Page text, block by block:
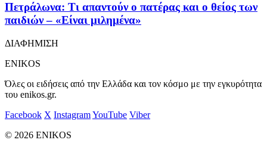
Πετράλωνα: Τι απαντούν ο πατέρας και ο θείος των
παιδιών – «Είναι μιλημένα»
ΔΙΑΦΗΜΙΣΗ
ENIKOS
Όλες οι ειδήσεις από την Ελλάδα και τον κόσμο με την εγκυρότητα
του enikos.gr.
Facebook X InstagramYouTube Viber
© 2026 ENIKOS